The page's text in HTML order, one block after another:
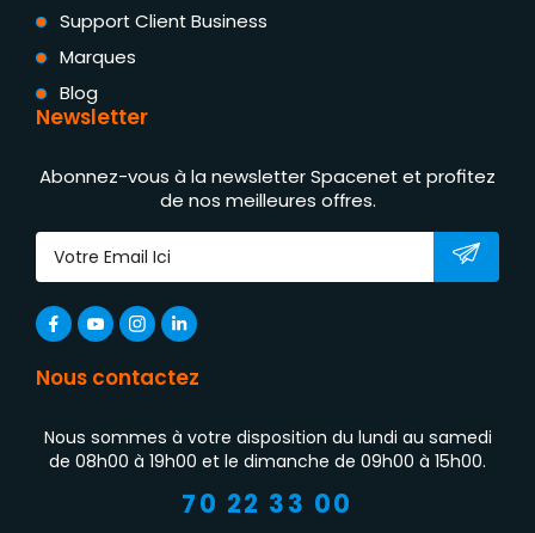
Support Client Business
Marques
Blog
Newsletter
Abonnez-vous à la newsletter Spacenet et profitez
de nos meilleures offres.
Nous contactez
Nous sommes à votre disposition du lundi au samedi
de 08h00 à 19h00 et le dimanche de 09h00 à 15h00.
70 22 33 00